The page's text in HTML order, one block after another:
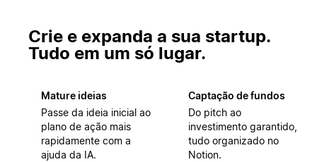
Crie e expanda a sua startup.
Tudo em um só lugar.
Mature ideias
Passe da ideia inicial ao
plano de ação mais
rapidamente com a
ajuda da IA.
Captação de fundos
Do pitch ao
investimento garantido,
tudo organizado no
Notion.